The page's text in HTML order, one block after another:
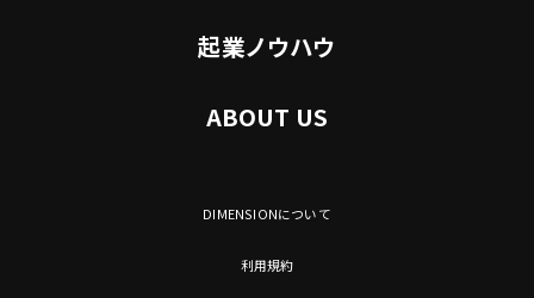
起業ノウハウ
ABOUT US
DIMENSIONについて
利用規約